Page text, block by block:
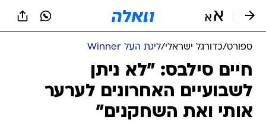
ספורט/כדורגל ישראלי/ליגת העל Winner
חיים סילבס: "לא ניתן
לשבועיים האחרונים לערער
אותי ואת השחקנים"